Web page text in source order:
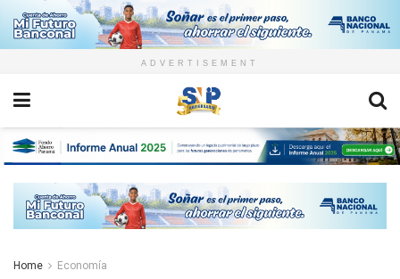
ADVERTISEMENT
Home Economía